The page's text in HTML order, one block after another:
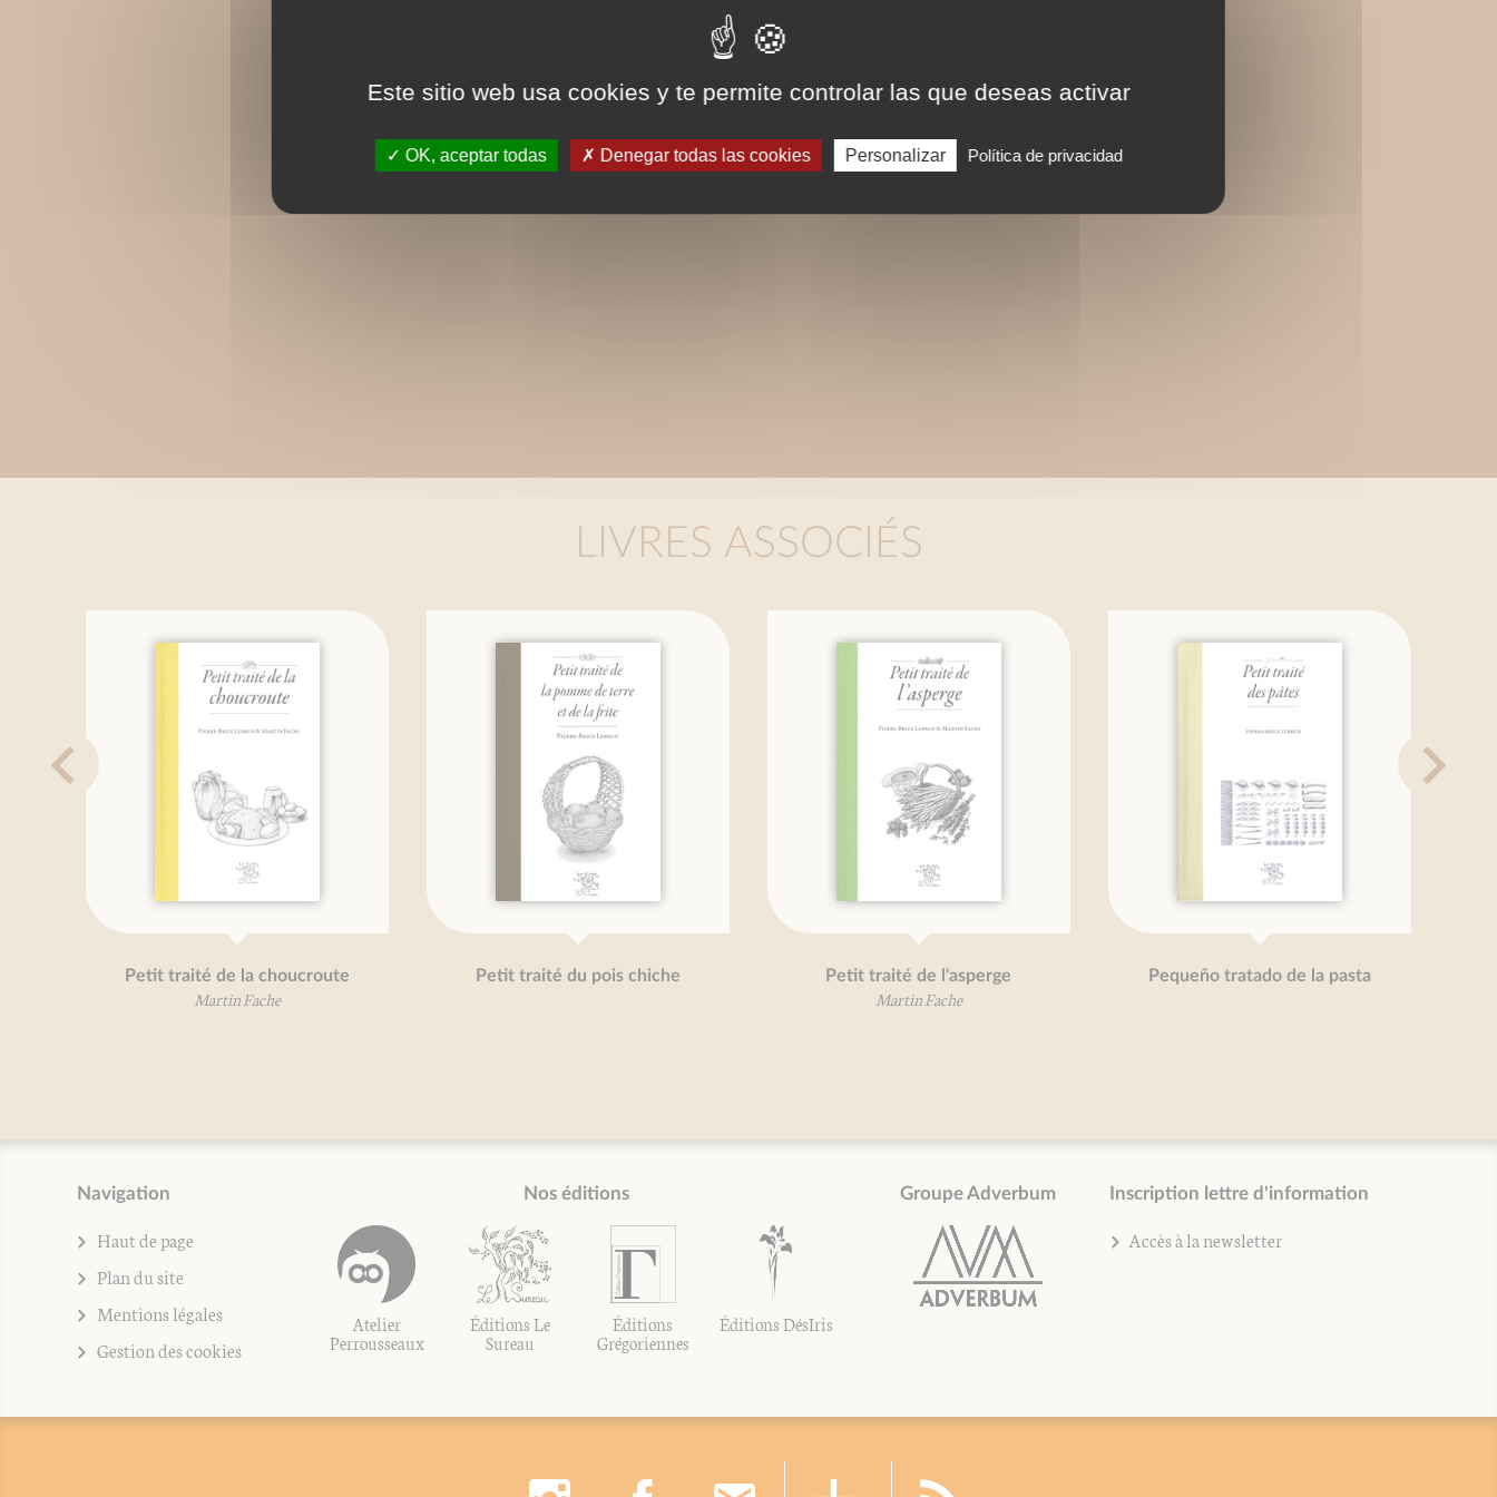
LIVRES ASSOCIÉS
Petit traité de la choucroute
Martin Fache
Petit traité du pois chiche Petit traité de l'asperge
Martin Fache
Pequeño tratado de la pasta
Navigation
Haut de page
Plan du site
Mentions légales
Gestion des cookies
Nos éditions
Atelier
Perrousseaux
Éditions Le
Sureau
Éditions
Grégoriennes
Éditions DésIris
Groupe Adverbum Inscription lettre d'information
Accès à la newsletter
Este sitio web usa cookies y te permite controlar las que deseas activar
OK, aceptar todas Denegar todas las cookies Personalizar Política de privacidad